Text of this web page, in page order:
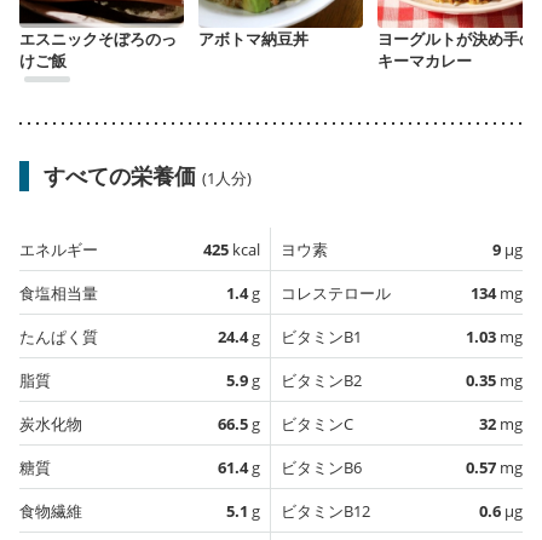
エスニックそぼろのっ
けご飯
アボトマ納豆丼
ヨーグルトが決め手の
キーマカレー
すべての栄養価 (1人分)
エネルギー 425 kcal
食塩相当量
1.4g
たんぱく質
24.4g
脂質
5.9g
炭水化物
66.5g
糖質
61.4g
食物繊維
5.1 g
ヨウ素 9 µg
コレステロール
134mg
ビタミンB1
1.03 mg
ビタミンB2
0.35 mg
ビタミンC
32 mg
ビタミンB6
0.57 mg
ビタミンB12
0.6 µg